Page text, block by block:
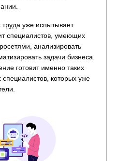
уже испытывает
специалистов, умеющих
анализировать
задачи бизнеса.
готовит именно таких
специалистов, которых уже